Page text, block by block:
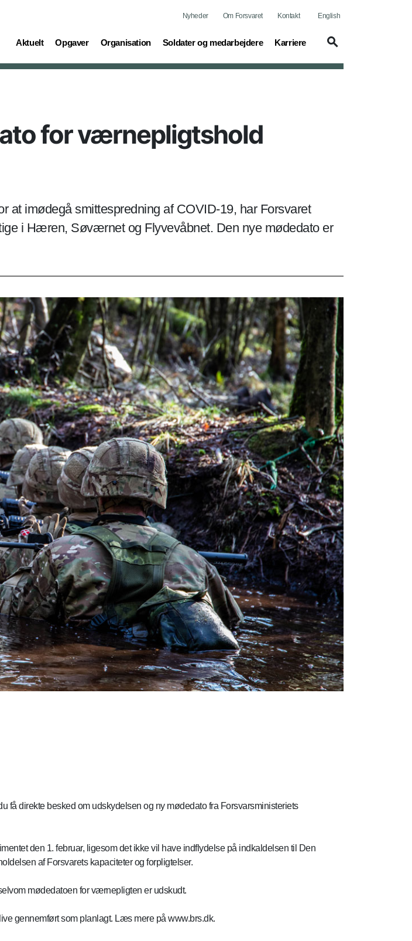
Nyheder Om Forsvaret Kontakt English
Aktuelt
(current) Opgaver
(current) Organisation
(current) Soldater og medarbejdere
(current) Karriere
(current)
for værnepligtshold
at imødegå smittespredning af COVID-19, har Forsvaret
i Hæren, Søværnet og Flyvevåbnet. Den nye mødedato er
få direkte besked om udskydelsen og ny mødedato fra Forsvarsministeriets
den 1. februar, ligesom det ikke vil have indflydelse på indkaldelsen til Den
af Forsvarets kapaciteter og forpligtelser.
mødedatoen for værnepligten er udskudt.
gennemført som planlagt. Læs mere på www.brs.dk.